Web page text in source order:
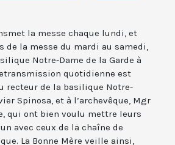
la messe chaque lundi, et
de la messe du mardi au samedi,
Notre-Dame de la Garde à
quotidienne est
recteur de la basilique Notre-
Spinosa, et à l’archevêque, Mgr
qui ont bien voulu mettre leurs
avec ceux de la chaîne de
La Bonne Mère veille ainsi,